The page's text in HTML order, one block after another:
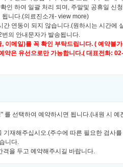
인 하여 일괄 처리 되며, 주말및 공휴일 신
니다.(의료진소개- view more)
연동이 되지 않습니다.(원하시는 시간에
의 안내문자가 발송됩니다.
이메일)를 꼭 확인 부탁드립니다. ( 예약불
약은 유선으로만 가능합니다.( 대표전화:
를 선택하여 예약하시면 됩니다.(내원 시
재해주십시오.(주수에 따른 필요한 검사
니다.
을 두고 예약해주시길 바랍니다.